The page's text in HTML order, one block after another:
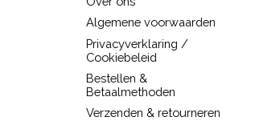
Algemene voorwaarden
Privacyverklaring /
Cookiebeleid
Bestellen &
Betaalmethoden
Verzenden & retourneren